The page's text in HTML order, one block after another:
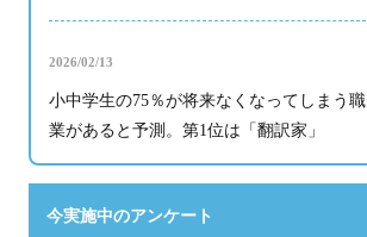
2026/02/13
小中学生の75％が将来なくなってしまう職
業があると予測。第1位は「翻訳家」
今実施中のアンケート